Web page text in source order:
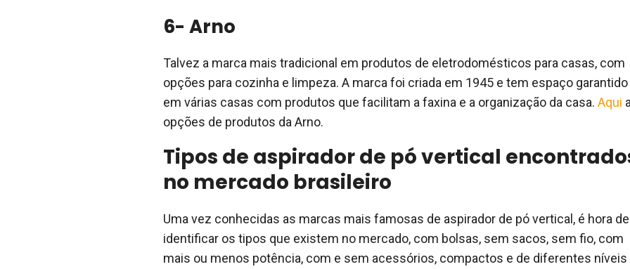
6- Arno
Talvez a marca mais tradicional em produtos de eletrodomésticos para casas, com
opções para cozinha e limpeza. A marca foi criada em 1945 e tem espaço garantido
em várias casas com produtos que facilitam a faxina e a organização da casa. Aqui
opções de produtos da Arno.
Tipos de aspirador de pó vertical
no mercado brasileiro
Uma vez conhecidas as marcas mais famosas de aspirador de pó vertical, é hora de
identificar os tipos que existem no mercado, com bolsas, sem sacos, sem fio, com
mais ou menos potência, com e sem acessórios, compactos e de diferentes níveis